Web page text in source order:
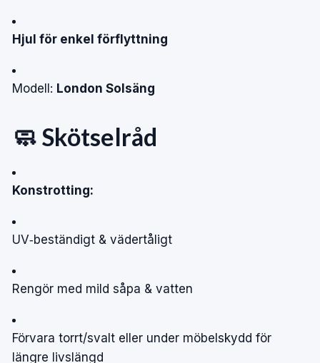
Hjul för enkel förflyttning
Modell: London Solsäng
🧼 Skötselråd
Konstrotting:
UV‑beständigt & vädertåligt
Rengör med mild såpa & vatten
Förvara torrt/svalt eller under möbelskydd för
längre livslängd